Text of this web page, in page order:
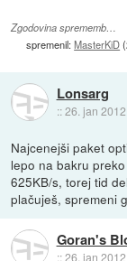
Zgodovina sprememb…
spremenil:MasterKiD(
Lonsarg
::26. jan
Najcenejši paket
lepo na bakru
625KB/s, torej tid
plačuješ, spremeni
Goran's
::26. jan